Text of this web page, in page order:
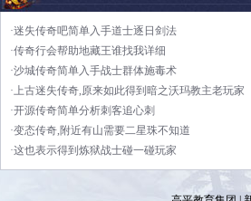
·迷失传奇吧简单入手道士逐日剑法
·传奇行会帮助地藏王谁找我详细
·沙城传奇简单入手战士群体施毒术
·上古迷失传奇,原来如此得到暗之沃玛教主老玩家
·开源传奇简单分析刺客追心刺
·变态传奇,附近有山需要二星珠不知道
·这也表示得到炼狱战士碰一碰玩家